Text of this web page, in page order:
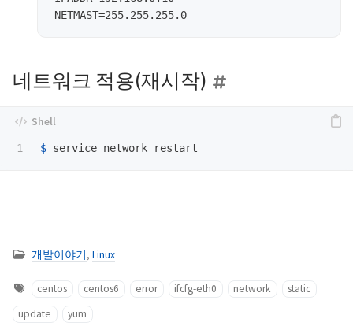
네트워크 적용(재시작)
$
개발이야기, Linux
centos centos6 error ifcfg-eth0 network
static
update
yum